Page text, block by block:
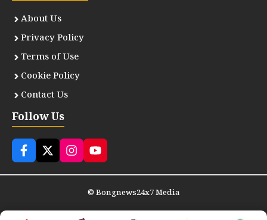
About Us
Privacy Policy
Terms of Use
Cookie Policy
Contact Us
Follow Us
©Bongnews24x7 Media